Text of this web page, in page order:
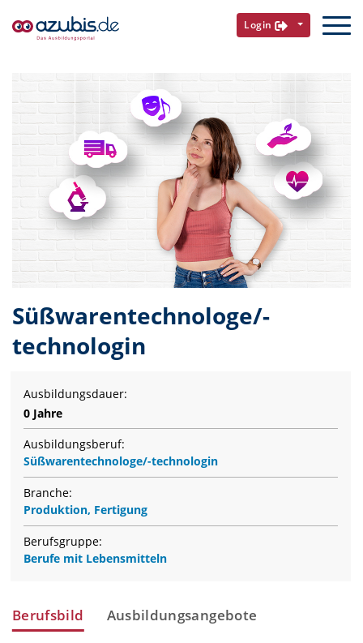
Login
Süßwarentechnologe/-
technologin
Ausbildungsdauer:
0 Jahre
Ausbildungsberuf:
Süßwarentechnologe/-technologin
Branche:
Produktion, Fertigung
Berufsgruppe:
Berufe mit Lebensmitteln
Berufsbild Ausbildungsangebote